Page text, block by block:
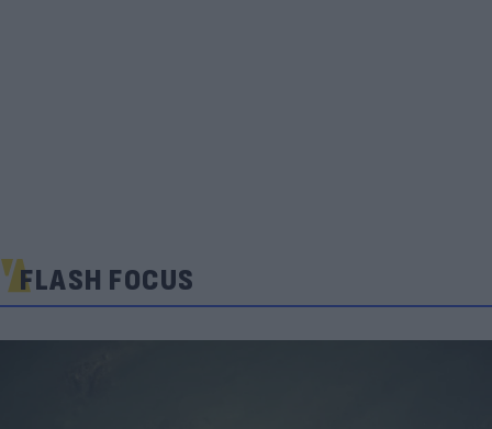
FLASH FOCUS